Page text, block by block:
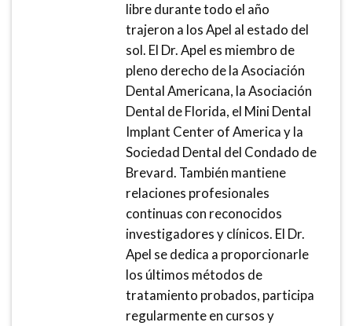
libre durante todo el año
trajeron a los Apel al estado del
sol. El Dr. Apel es miembro de
pleno derecho de la Asociación
Dental Americana, la Asociación
Dental de Florida, el Mini Dental
Implant Center of America y la
Sociedad Dental del Condado de
Brevard. También mantiene
relaciones profesionales
continuas con reconocidos
investigadores y clínicos. El Dr.
Apel se dedica a proporcionarle
los últimos métodos de
tratamiento probados, participa
regularmente en cursos y